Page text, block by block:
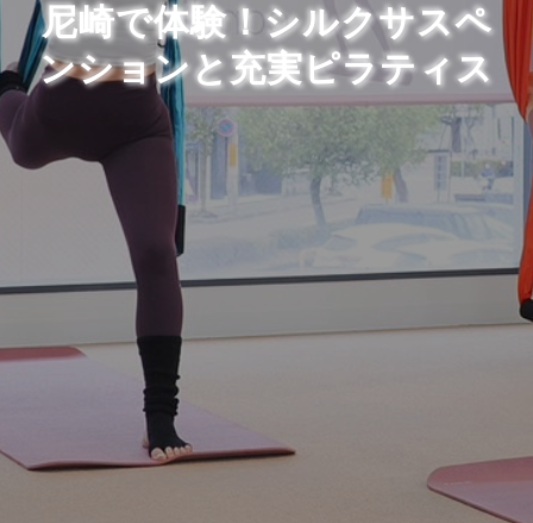
尼崎で体験！シルクサスペ
ンションと充実ピラティス